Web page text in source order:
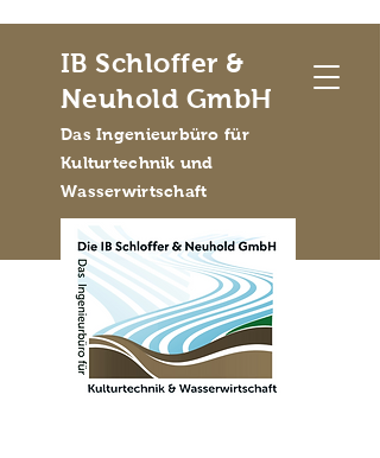
IB Schloffer &
Neuhold GmbH
Das Ingenieurbüro für
Kulturtechnik und
Wasserwirtschaft